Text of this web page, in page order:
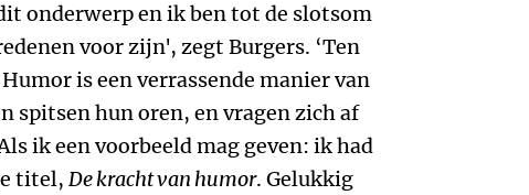
onderwerp en ik ben tot de slotsom
voor zijn', zegt Burgers. ‘Ten
is een verrassende manier van
spitsen hun oren, en vragen zich af
ik een voorbeeld mag geven: ik had
titel, De kracht van humor. Gelukkig